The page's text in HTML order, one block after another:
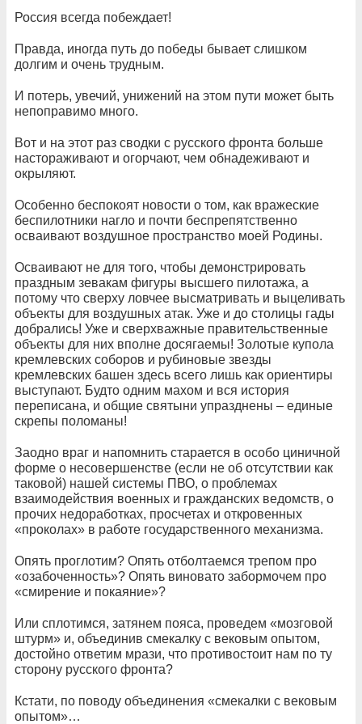
Россия всегда побеждает!
Правда, иногда путь до победы бывает слишком
долгим и очень трудным.
И потерь, увечий, унижений на этом пути может быть
непоправимо много.
Вот и на этот раз сводки с русского фронта больше
настораживают и огорчают, чем обнадеживают и
окрыляют.
Особенно беспокоят новости о том, как вражеские
беспилотники нагло и почти беспрепятственно
осваивают воздушное пространство моей Родины.
Осваивают не для того, чтобы демонстрировать
праздным зевакам фигуры высшего пилотажа, а
потому что сверху ловчее высматривать и выцеливать
объекты для воздушных атак. Уже и до столицы гады
добрались! Уже и сверхважные правительственные
объекты для них вполне досягаемы! Золотые купола
кремлевских соборов и рубиновые звезды
кремлевских башен здесь всего лишь как ориентиры
выступают. Будто одним махом и вся история
переписана, и общие святыни упразднены – единые
скрепы поломаны!
Заодно враг и напомнить старается в особо циничной
форме о несовершенстве (если не об отсутствии как
таковой) нашей системы ПВО, о проблемах
взаимодействия военных и гражданских ведомств, о
прочих недоработках, просчетах и откровенных
«проколах» в работе государственного механизма.
Опять проглотим? Опять отболтаемся трепом про
«озабоченность»? Опять виновато забормочем про
«смирение и покаяние»?
Или сплотимся, затянем пояса, проведем «мозговой
штурм» и, объединив смекалку с вековым опытом,
достойно ответим мрази, что противостоит нам по ту
сторону русского фронта?
Кстати, по поводу объединения «смекалки с вековым
опытом»…